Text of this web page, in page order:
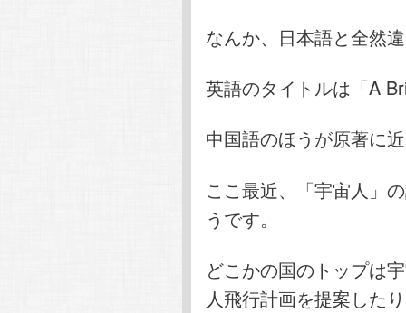
なんか、日本語と全然
英語のタイトルは「A
中国語のほうが原著に
ここ最近、「宇宙人」
うです。
どこかの国のトップは
人飛行計画を提案した